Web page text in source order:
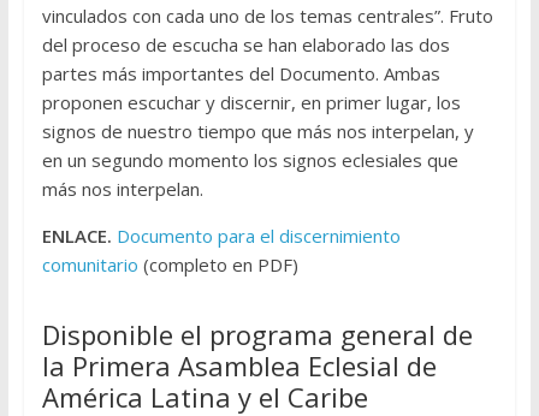
vinculados con cada uno de los temas centrales”. Fruto
del proceso de escucha se han elaborado las dos
partes más importantes del Documento. Ambas
proponen escuchar y discernir, en primer lugar, los
signos de nuestro tiempo que más nos interpelan, y
en un segundo momento los signos eclesiales que
más nos interpelan.
ENLACE. Documento para el discernimiento
comunitario (completo en PDF)
Disponible el programa general de
la Primera Asamblea Eclesial de
América Latina y el Caribe